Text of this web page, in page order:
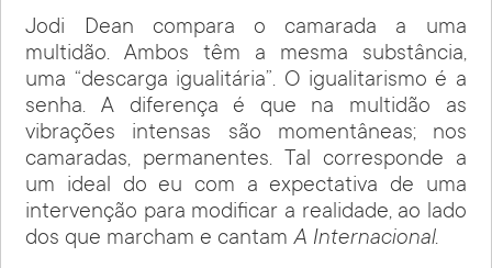
Jodi Dean compara o camarada a uma
multidão. Ambos têm a mesma substância,
uma “descarga igualitária”. O igualitarismo é a
senha. A diferença é que na multidão as
vibrações intensas são momentâneas; nos
camaradas, permanentes. Tal corresponde a
um ideal do eu com a expectativa de uma
intervenção para modificar a realidade, ao lado
dos que marcham e cantamA Internacional.